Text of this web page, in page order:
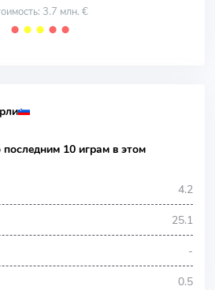
3.7 млн. €
⬤ ⬤ ⬤ ⬤ ⬤
10 играм в этом
4.2
25.1
-
0.5